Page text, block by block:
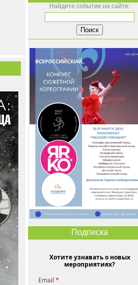
Найдите событие на сайте:
Подписка
Хотите узнавать о новых
мероприятиях?
Email *